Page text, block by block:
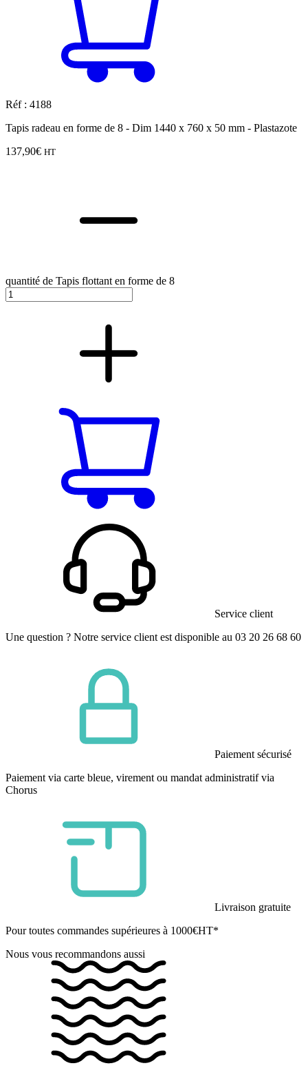
Réf : 4188
Tapis radeau en forme de 8 - Dim 1440 x 760 x 50 mm - Plastazote
137,90€ HT
quantité de Tapis flottant en forme de 8
Service client
Une question ? Notre service client est disponible au 03 20 26 68 60
Paiement sécurisé
Paiement via carte bleue, virement ou mandat administratif via
Chorus
Livraison gratuite
Pour toutes commandes supérieures à 1000€HT*
Nous vous recommandons aussi